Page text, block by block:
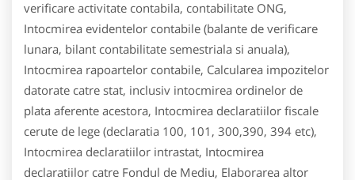
verificare activitate contabila, contabilitate ONG,
Intocmirea evidentelor contabile (balante de verificare
lunara, bilant contabilitate semestriala si anuala),
Intocmirea rapoartelor contabile, Calcularea impozitelor
datorate catre stat, inclusiv intocmirea ordinelor de
plata aferente acestora, Intocmirea declaratiilor fiscale
cerute de lege (declaratia 100, 101, 300,390, 394 etc),
Intocmirea declaratiilor intrastat, Intocmirea
declaratiilor catre Fondul de Mediu, Elaborarea altor